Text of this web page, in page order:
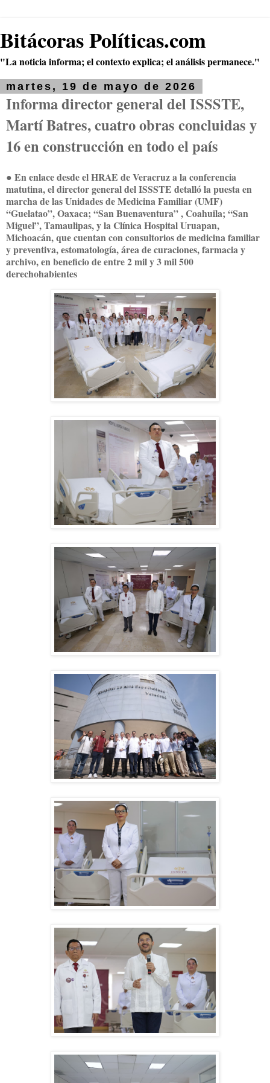
Bitácoras Políticas.com
"La noticia informa; el contexto explica; el análisis permanece."
martes, 19 de mayo de 2026
Informa director general del ISSSTE,
Martí Batres, cuatro obras concluidas y
16 en construcción en todo el país
● En enlace desde el HRAE de Veracruz a la conferencia
matutina, el director general del ISSSTE detalló la puesta en
marcha de las Unidades de Medicina Familiar (UMF)
“Guelatao”, Oaxaca; “San Buenaventura” , Coahuila; “San
Miguel”, Tamaulipas, y la Clínica Hospital Uruapan,
Michoacán, que cuentan con consultorios de medicina familiar
y preventiva, estomatología, área de curaciones, farmacia y
archivo, en beneficio de entre 2 mil y 3 mil 500
derechohabientes